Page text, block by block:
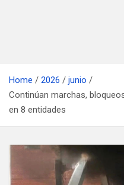
Home 2026
junio
Continúan marchas,
en 8 entidades